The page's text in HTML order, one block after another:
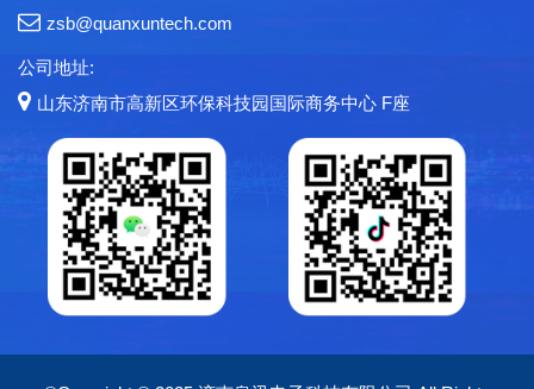
zsb@quanxuntech.com
公司地址:
山东济南市高新区环保科技园国际商务中心 F座